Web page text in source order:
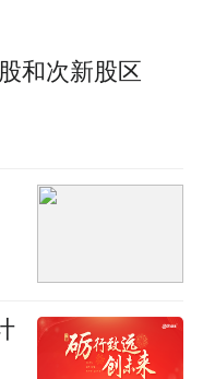
和次新股区